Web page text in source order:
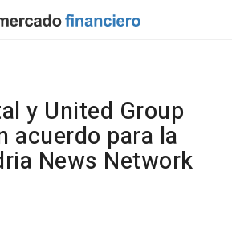
y United Group
acuerdo para la
News Network